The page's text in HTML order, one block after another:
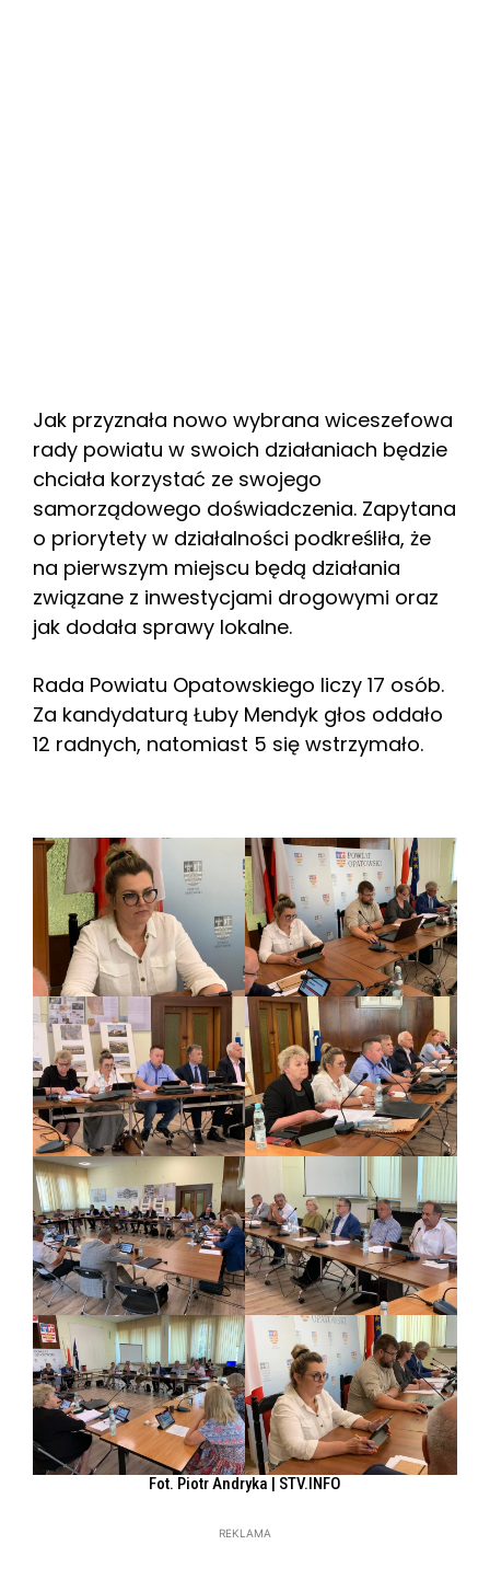
Jak przyznała nowo wybrana wiceszefowa
rady powiatu w swoich działaniach będzie
chciała korzystać ze swojego
samorządowego doświadczenia. Zapytana
o priorytety w działalności podkreśliła, że
na pierwszym miejscu będą działania
związane z inwestycjami drogowymi oraz
jak dodała sprawy lokalne.
Rada Powiatu Opatowskiego liczy 17 osób.
Za kandydaturą Łuby Mendyk głos oddało
12 radnych, natomiast 5 się wstrzymało.
Fot. Piotr Andryka | STV.INFO
REKLAMA